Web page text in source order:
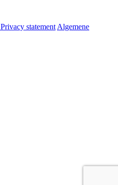
Privacy statement Algemene